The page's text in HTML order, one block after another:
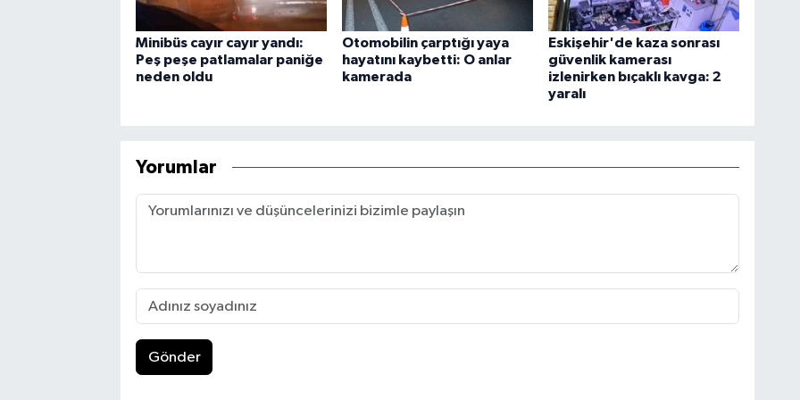
Minibüs cayır cayır yandı:
Peş peşe patlamalar paniğe
neden oldu
Otomobilin çarptığı yaya
hayatını kaybetti: O anlar
kamerada
Eskişehir'de kaza sonrası
güvenlik kamerası
izlenirken bıçaklı kavga: 2
yaralı
Yorumlar
Gönder